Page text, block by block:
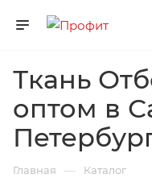
Ткань
оптом в
Главная — Каталог